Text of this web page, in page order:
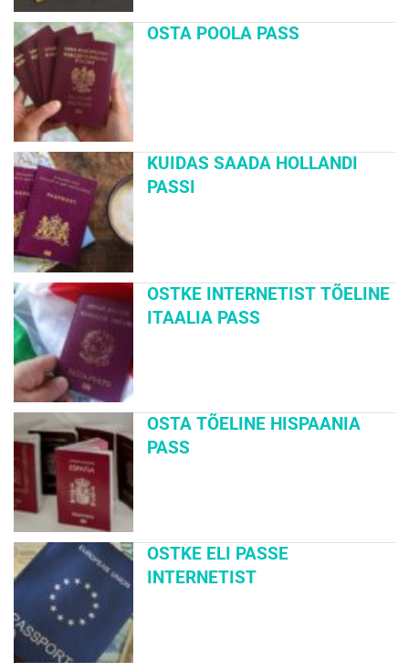
OSTA POOLA PASS
KUIDAS SAADA HOLLANDI
PASSI
OSTKE INTERNETIST TÕELINE
ITAALIA PASS
OSTA TÕELINE HISPAANIA
PASS
OSTKE ELI PASSE
INTERNETIST